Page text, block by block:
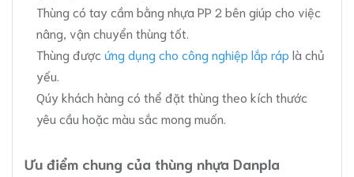
Thùng có tay cầm bằng nhựa PP 2 bên giúp cho việc
nâng, vận chuyển thùng tốt.
Thùng được ứng dụng cho công nghiệp lắp ráp là chủ
yếu.
Qúy khách hàng có thể đặt thùng theo kích thước
yêu cầu hoặc màu sắc mong muốn.
Ưu điểm chung của thùng nhựa Danpla